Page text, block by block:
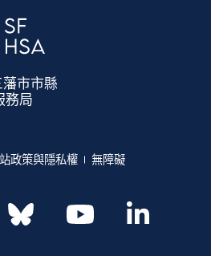
市市縣
務局
政策與隱私權​​ 無障礙​​